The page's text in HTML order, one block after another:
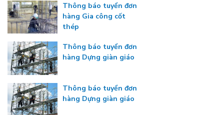
Thông báo tuyển đơn
hàng Gia công cốt
thép
Thông báo tuyển đơn
hàng Dựng giàn giáo
Thông báo tuyển đơn
hàng Dựng giàn giáo